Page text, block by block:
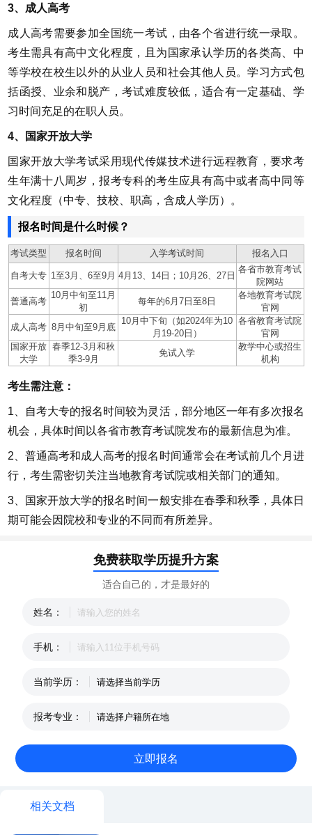
3、成人高考
成人高考需要参加全国统一考试，由各个省进行统一录取。
考生需具有高中文化程度，且为国家承认学历的各类高、中
等学校在校生以外的从业人员和社会其他人员。学习方式包
括函授、业余和脱产，考试难度较低，适合有一定基础、学
习时间充足的在职人员。
4、国家开放大学
国家开放大学考试采用现代传媒技术进行远程教育，要求考
生年满十八周岁，报考专科的考生应具有高中或者高中同等
文化程度（中专、技校、职高，含成人学历）。
报名时间是什么时候？
考试类型 报名时间 入学考试时间 报名入口
自考大专 1至3月、6至9月 4月13、14日；10月26、27日
各省市教育考试
院网站
普通高考
10月中旬至11月
初
每年的6月7日至8日
各地教育考试院
官网
成人高考 8月中旬至9月底
10月中下旬（如2024年为10
月19-20日）
各省教育考试院
官网
国家开放
大学
春季12-3月和秋
季3-9月
免试入学
教学中心或招生
机构
考生需注意：
1、自考大专的报名时间较为灵活，部分地区一年有多次报名
机会，具体时间以各省市教育考试院发布的最新信息为准。
2、普通高考和成人高考的报名时间通常会在考试前几个月进
行，考生需密切关注当地教育考试院或相关部门的通知。
3、国家开放大学的报名时间一般安排在春季和秋季，具体日
期可能会因院校和专业的不同而有所差异。
免费获取学历提升方案
适合自己的，才是最好的
姓名：
手机：
当前学历：
报考专业：
相关文档